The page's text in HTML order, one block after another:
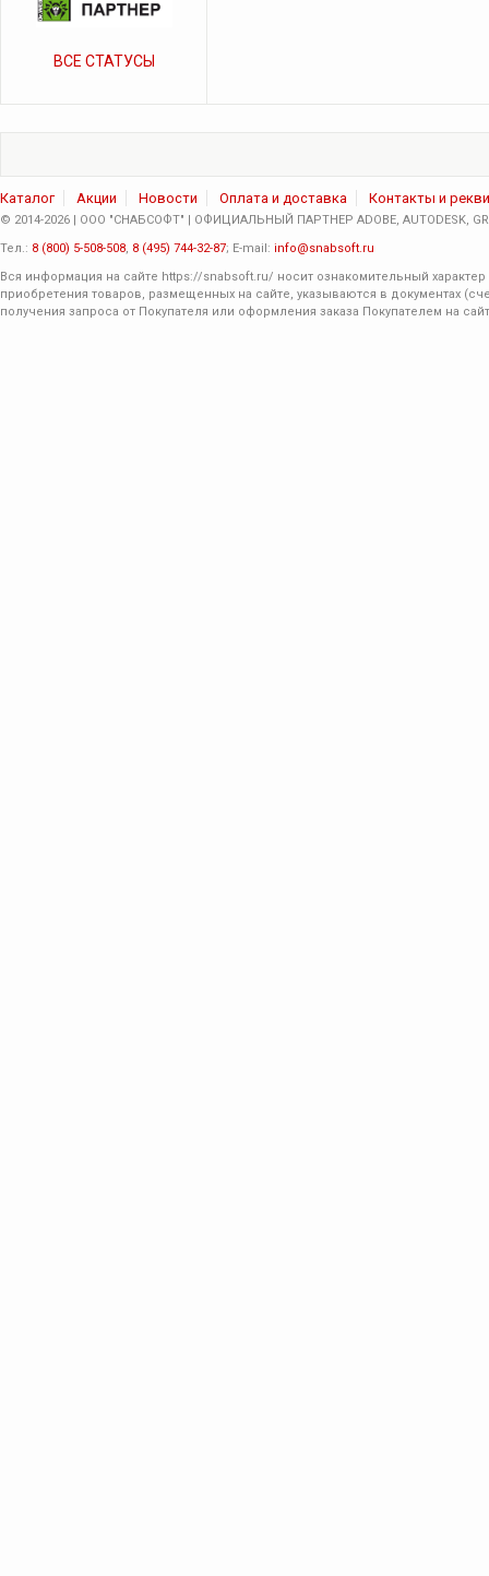
ВСЕ СТАТУСЫ
Каталог Акции Новости Оплата и доставка Контакты и
© 2014-2026 | ООО "СНАБСОФТ" | ОФИЦИАЛЬНЫЙ ПАРТНЕР ADOBE, AUTODESK,
Тел.: 8 (800) 5-508-508, 8 (495) 744-32-87; E-mail: info@snabsoft.ru
Вся информация на сайте https://snabsoft.ru/ носит ознакомительный
приобретения товаров, размещенных на сайте, указываются в документах
получения запроса от Покупателя или оформления заказа Покупателем на